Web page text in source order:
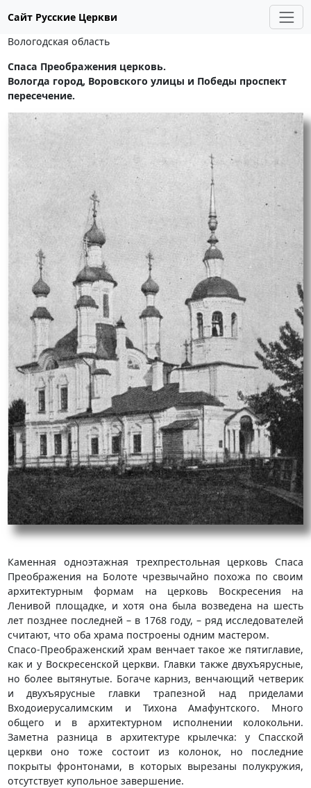
Сайт Русские Церкви
Вологодская область
Спаса Преображения церковь.
Вологда город, Воровского улицы и Победы проспект
пересечение.
Каменная одноэтажная трехпрестольная церковь Спаса
Преображения на Болоте чрезвычайно похожа по своим
архитектурным формам на церковь Воскресения на
Ленивой площадке, и хотя она была возведена на шесть
лет позднее последней – в 1768 году, – ряд исследователей
считают, что оба храма построены одним мастером.
Спасо-Преображенский храм венчает такое же пятиглавие,
как и у Воскресенской церкви. Главки также двухъярусные,
но более вытянутые. Богаче карниз, венчающий четверик
и двухъярусные главки трапезной над приделами
Входоиерусалимским и Тихона Амафунтского. Много
общего и в архитектурном исполнении колокольни.
Заметна разница в архитектуре крылечка: у Спасской
церкви оно тоже состоит из колонок, но последние
покрыты фронтонами, в которых вырезаны полукружия,
отсутствует купольное завершение.